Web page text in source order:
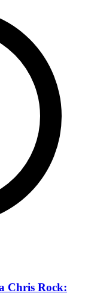
Chris Rock: